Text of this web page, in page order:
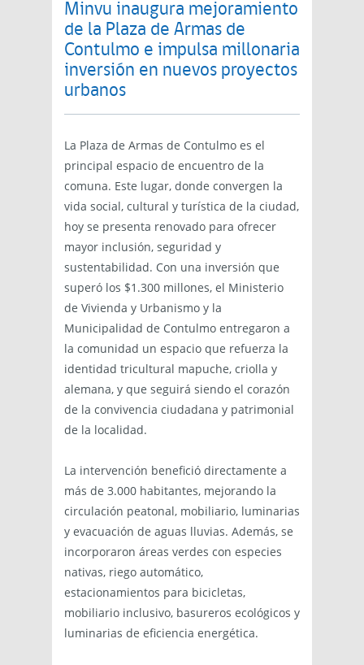
Minvu inaugura mejoramiento
de la Plaza de Armas de
Contulmo e impulsa millonaria
inversión en nuevos proyectos
urbanos
La Plaza de Armas de Contulmo es el
principal espacio de encuentro de la
comuna. Este lugar, donde convergen la
vida social, cultural y turística de la ciudad,
hoy se presenta renovado para ofrecer
mayor inclusión, seguridad y
sustentabilidad. Con una inversión que
superó los $1.300 millones, el Ministerio
de Vivienda y Urbanismo y la
Municipalidad de Contulmo entregaron a
la comunidad un espacio que refuerza la
identidad tricultural mapuche, criolla y
alemana, y que seguirá siendo el corazón
de la convivencia ciudadana y patrimonial
de la localidad.
La intervención benefició directamente a
más de 3.000 habitantes, mejorando la
circulación peatonal, mobiliario, luminarias
y evacuación de aguas lluvias. Además, se
incorporaron áreas verdes con especies
nativas, riego automático,
estacionamientos para bicicletas,
mobiliario inclusivo, basureros ecológicos y
luminarias de eficiencia energética.